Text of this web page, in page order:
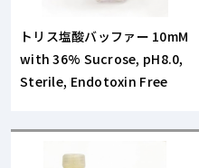
トリス塩酸バッファー 10mM
with 36% Sucrose, pH8.0,
Sterile, Endotoxin Free